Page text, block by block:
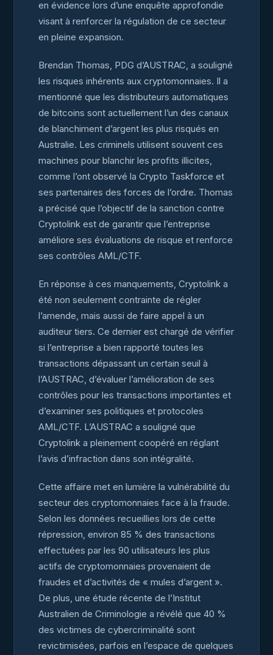
en évidence lors d’une enquête approfondie
visant à renforcer la régulation de ce secteur
en pleine expansion.
Brendan Thomas, PDG d’AUSTRAC, a souligné
les risques inhérents aux cryptomonnaies. Il a
mentionné que les distributeurs automatiques
de bitcoins sont actuellement l’un des canaux
de blanchiment d’argent les plus risqués en
Australie. Les criminels utilisent souvent ces
machines pour blanchir les profits illicites,
comme l’ont observé la Crypto Taskforce et
ses partenaires des forces de l’ordre. Thomas
a précisé que l’objectif de la sanction contre
Cryptolink est de garantir que l’entreprise
améliore ses évaluations de risque et renforce
ses contrôles AML/CTF.
En réponse à ces manquements, Cryptolink a
été non seulement contrainte de régler
l’amende, mais aussi de faire appel à un
auditeur tiers. Ce dernier est chargé de vérifier
si l’entreprise a bien rapporté toutes les
transactions dépassant un certain seuil à
l’AUSTRAC, d’évaluer l’amélioration de ses
contrôles pour les transactions importantes et
d’examiner ses politiques et protocoles
AML/CTF. L’AUSTRAC a souligné que
Cryptolink a pleinement coopéré en réglant
l’avis d’infraction dans son intégralité.
Cette affaire met en lumière la vulnérabilité du
secteur des cryptomonnaies face à la fraude.
Selon les données recueillies lors de cette
répression, environ 85 % des transactions
effectuées par les 90 utilisateurs les plus
actifs de cryptomonnaies provenaient de
fraudes et d’activités de « mules d’argent ».
De plus, une étude récente de l’Institut
Australien de Criminologie a révélé que 40 %
des victimes de cybercriminalité sont
revictimisées, parfois en l’espace de quelques